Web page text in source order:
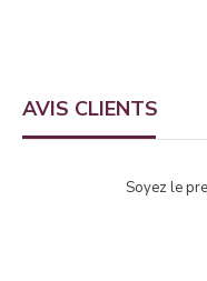
AVIS CLIENTS
Soyez le